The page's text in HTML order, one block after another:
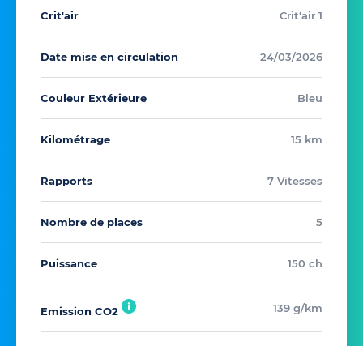
Crit'air Crit'air 1
Date mise en circulation 24/03/2026
Couleur Extérieure Bleu
Kilométrage 15 km
Rapports 7 Vitesses
Nombre de places 5
Puissance 150 ch
Emission CO2 139 g/km